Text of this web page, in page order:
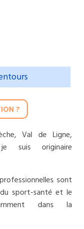
?
Val de Ligne,
suis originaire
sont
sport-santé et le
dans la